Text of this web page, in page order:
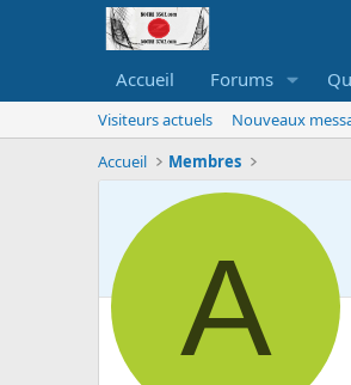
Accueil Forums
Visiteurs actuels Nouveaux
Accueil
Membres
A